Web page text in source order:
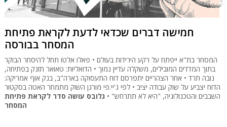
חמישה דברים שכדאי לדעת לקראת פתיחת
המסחר בבורסה
המסחר בת"א ייפתח על רקע הירידות בעולם • פאלו אלטו תחל להיסחר הבוקר
בתוך המדדים המובילים, משקלה עדיין נמוך • הדואליות: טאואר תזנק בפתיחה,
נובה תרד • אחר הצהריים יתפרסם דוח התעסוקה בארה"ב, בנק אוף אמריקה:
הדוח יצביע על שוק עבודה יציב • לפי ג'יי.פי מורגן השוק מתמחר האטה בסקטור
השבבים והטכנולוגיה, "היא לא תתרחש" • גלובס עושה סדר לקראת פתיחת
המסחר